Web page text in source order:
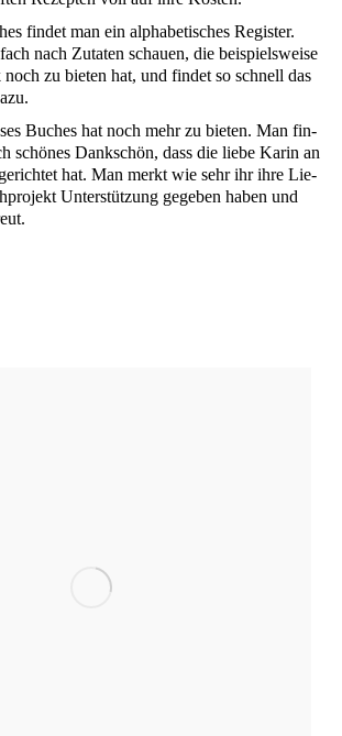
fin­det man ein alpha­be­ti­sches Regis­ter.
nach Zuta­ten schau­en, die bei­spiels­wei­se
noch zu bie­ten hat, und fin­det so schnell das
Buches hat noch mehr zu bie­ten. Man fin­
schö­nes Dank­schön, dass die lie­be Karin an
hat. Man merkt wie sehr ihr ihre Lie­
Unter­stüt­zung gege­ben haben und